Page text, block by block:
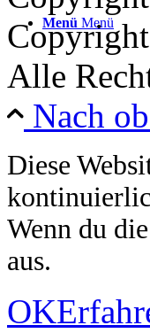
Menü Menü
Alle
Nach
Diese
Wenn du
aus.
OK